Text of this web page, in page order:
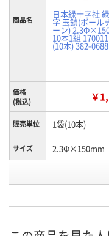
商品名 日本緑十字社
字 玉鎖(ボール
ーン)
10本1組
(10本) 382-0688
価格
(税込)
￥
販売単位 1袋(10本)
サイズ 2.3Φ×150mm